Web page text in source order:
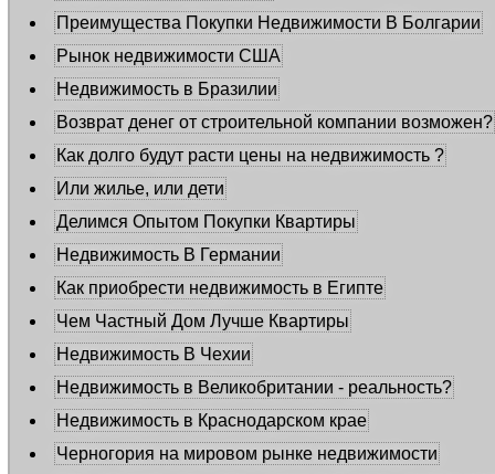
Преимущества Покупки Недвижимости В Болгарии
Рынок недвижимости США
Недвижимость в Бразилии
Возврат денег от строительной компании возможен?
Как долго будут расти цены на недвижимость ?
Или жилье, или дети
Делимся Опытом Покупки Квартиры
Недвижимость В Германии
Как приобрести недвижимость в Египте
Чем Частный Дом Лучше Квартиры
Недвижимость В Чехии
Недвижимость в Великобритании - реальность?
Недвижимость в Краснодарском крае
Черногория на мировом рынке недвижимости